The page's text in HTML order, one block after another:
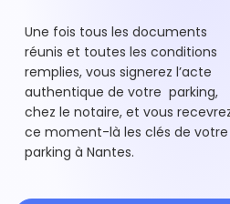
Une fois tous les documents
réunis et toutes les conditions
remplies, vous signerez l’acte
authentique de votre parking,
chez le notaire, et vous
ce moment-là les clés de votre
parking à Nantes.